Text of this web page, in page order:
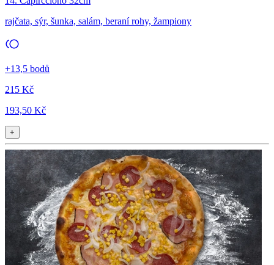
rajčata, sýr, šunka, salám, beraní rohy, žampiony
+13,5 bodů
215 Kč
193,50 Kč
+